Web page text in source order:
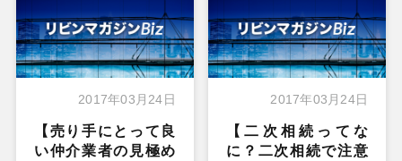
2017年03月24日
【売り手にとって良
い仲介業者の見極め
2017年03月24日
【二次相続ってな
に？二次相続で注意